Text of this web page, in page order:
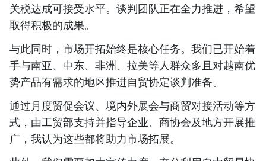
关税达成可接受水平。谈判团队正在全力推进，希望
取得积极的成果。
与此同时，市场开拓始终是核心任务。我们已开始着
手与南亚、中东、非洲、拉美等人群众多且对越南优
势产品有需求的地区推进自贸协定谈判准备。
通过月度贸促会议、境内外展会与商贸对接活动等方
式，由工贸部支持并指导企业、商协会及地方开展推
广，我认为这些都将助力市场拓展。